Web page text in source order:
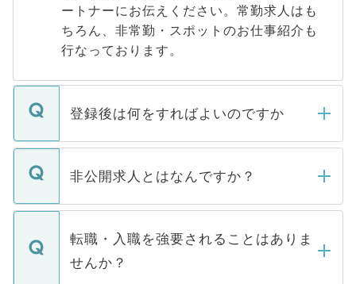
ートナーにお伝えください。常勤求人はも
ちろん、非常勤・スポットのお仕事紹介も
行なっております。
登録後は何をすればよいのですか
ご登録いただきましたら、弊社担当者がご
登録内容を確認し、その後メールもしくは
ます。通常、5営業日以内にはご連絡をせて
いただきますので、しばらくお待ちくださ
非公開求人とはなんですか？
マイナビDOCTORで取り扱っている求人の
うち約3割は、Webサイトからご覧いただ
けない「非公開求人」です。非公開求人は
下記の理由によって、一般には公開してい
転職・入職を強要されることはありま
せんか？